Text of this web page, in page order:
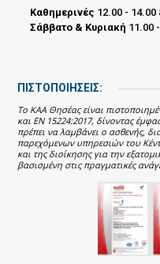
Καθημερινές 12.00 - 14.00
Σάββατο & Κυριακή 11.00
ΠΙΣΤΟΠΟΙΗΣΕΙΣ:
Το ΚΑΑ Θησέας είναι
και EN 15224:2017, δίνοντας
πρέπει να λαμβάνει ο ασθενής,
παρεχόμενων υπηρεσιών του
και της διοίκησης για την
βασισμένη στις πραγματικές